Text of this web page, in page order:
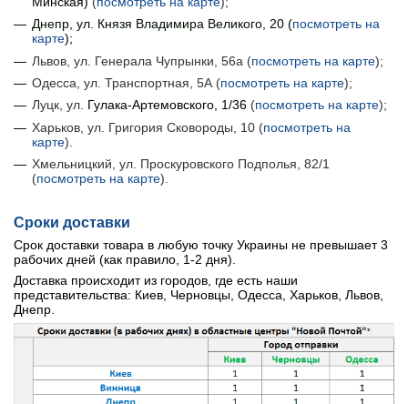
Днепр, ул. Князя Владимира Великого, 20 (посмотреть на
карте);
Львов, ул. Генерала Чупрынки, 56а (посмотреть на карте);
Одесса, ул. Транспортная, 5А (посмотреть на карте);
Луцк, ул. Гулака-Артемовского, 1/36 (посмотреть на карте);
Харьков, ул. Григория Сковороды, 10 (посмотреть на
карте).
Хмельницкий, ул. Проскуровского Подполья, 82/1
(посмотреть на карте).
Сроки доставки
Срок доставки товара в любую точку Украины не превышает 3
рабочих дней (как правило, 1-2 дня).
Доставка происходит из городов, где есть наши
представительства: Киев, Черновцы, Одесса, Харьков, Львов,
Днепр.